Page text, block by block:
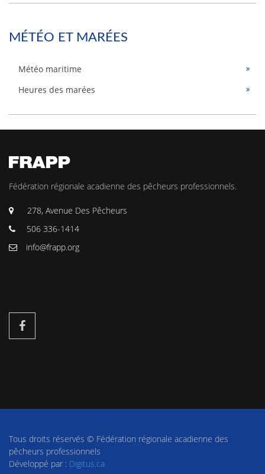
MÉTÉO ET MARÉES
Météo maritime
Heures des marées
Fédération régionale acadienne des pêcheurs professionnels.
278, Avenue Des Pêcheurs
506 336-1414
info@frapp.org
Tous droits réservés © Fédération régionale acadienne des
pêcheurs professionnels
Développé par : Digitus.ca